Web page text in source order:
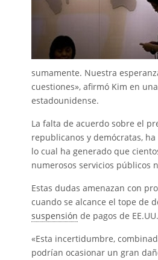
sumamente. Nuestra
cuestiones», afirmó Kim en
estadounidense.
La falta de acuerdo sobre el
republicanos y demócratas,
lo cual ha generado que
numerosos servicios públicos
Estas dudas amenazan con
cuando se alcance el tope de
suspensión de pagos de
«Esta incertidumbre,
podrían ocasionar un gran